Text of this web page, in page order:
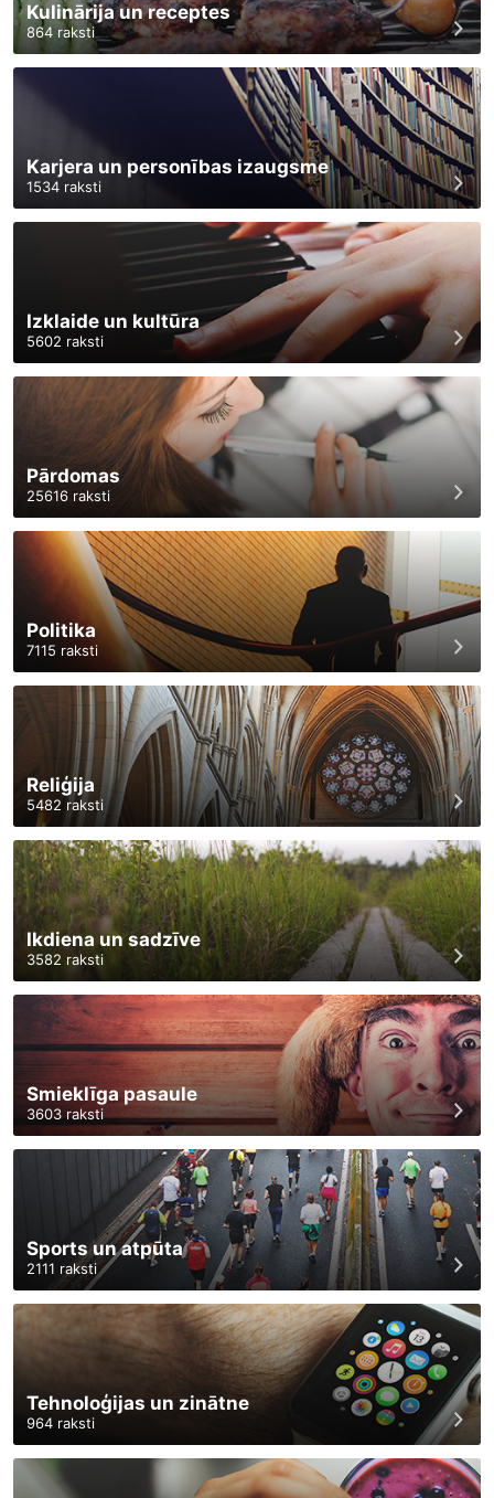
Kulinārija un receptes
864 raksti
Karjera un personības izaugsme
1534 raksti
Izklaide un kultūra
5602 raksti
Pārdomas
25616 raksti
Politika
7115 raksti
Reliģija
5482 raksti
Ikdiena un sadzīve
3582 raksti
Smieklīga pasaule
3603raksti
Sports un atpūta
2111 raksti
Tehnoloģijas un zinātne
964 raksti